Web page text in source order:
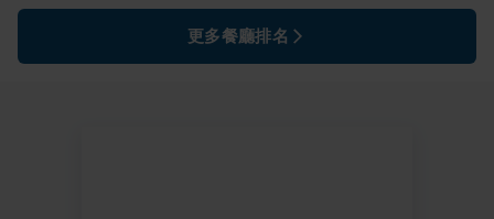
更多餐廳排名